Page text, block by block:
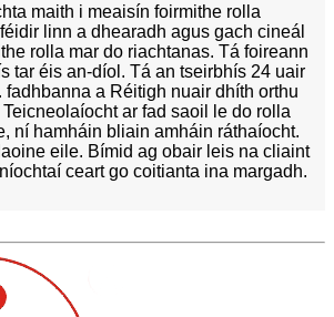
maith i meaisín foirmithe rolla
linn a dhearadh agus gach cineál
rolla mar do riachtanas. Tá foireann
tar éis an-díol. Tá an tseirbhís 24 uair
fadhbanna a Réitigh nuair dhíth orthu
Teicneolaíocht ar fad saoil le do rolla
ní hamháin bliain amháin ráthaíocht.
eile. Bímid ag obair leis na cliaint
ceart go coitianta ina margadh.